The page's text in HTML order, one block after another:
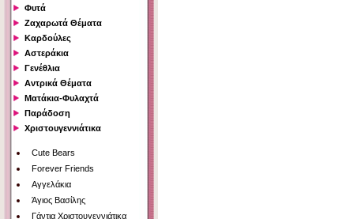
Φυτά
Ζαχαρωτά Θέματα
Καρδούλες
Αστεράκια
Γενέθλια
Αντρικά Θέματα
Ματάκια-Φυλαχτά
Παράδοση
Χριστουγεννιάτικα
Cute Bears
Forever Friends
Αγγελάκια
Άγιος Βασίλης
Γάντια Χριστουγεννιάτικα